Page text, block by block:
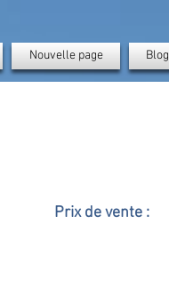
Nouvelle page Blog
Prix de vente :